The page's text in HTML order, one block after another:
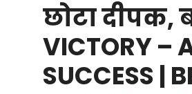
छोटा दीपक,
VICTORY –
SUCCESS |